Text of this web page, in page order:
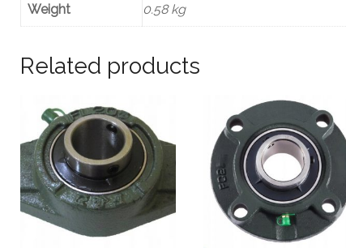
Weight 0.58 kg
Related products